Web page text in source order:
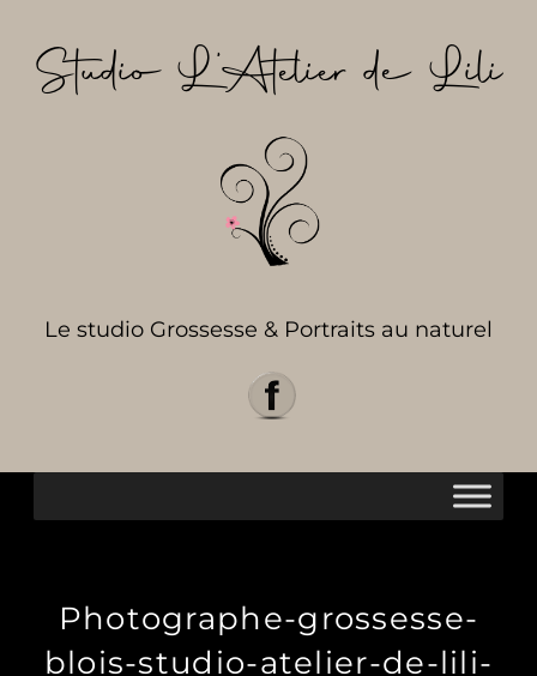
contenu
Studio L’Atelier de Lili
Le studio Grossesse & Portraits au naturel
Photographe-grossesse-
blois-studio-atelier-de-lili-